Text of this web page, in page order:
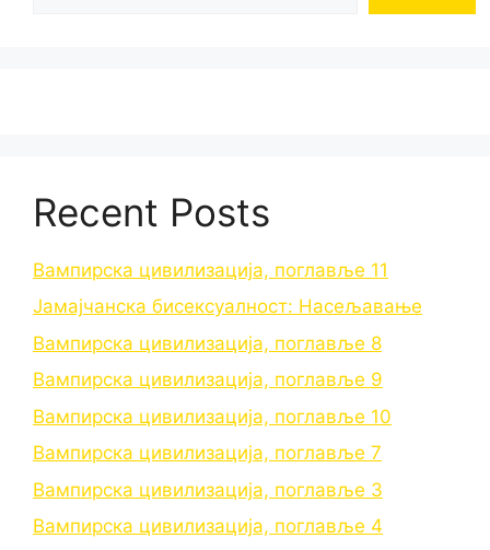
Recent Posts
Вампирска цивилизација, поглавље 11
Јамајчанска бисексуалност: Насељавање
Вампирска цивилизација, поглавље 8
Вампирска цивилизација, поглавље 9
Вампирска цивилизација, поглавље 10
Вампирска цивилизација, поглавље 7
Вампирска цивилизација, поглавље 3
Вампирска цивилизација, поглавље 4